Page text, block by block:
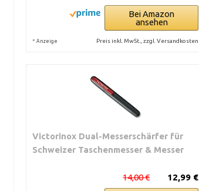
Bei Amazon
ansehen
* Anzeige Preis inkl. MwSt., zzgl. Versandkosten
Victorinox Dual-Messerschärfer für
Schweizer Taschenmesser & Messer
12,99 €
14,00 €